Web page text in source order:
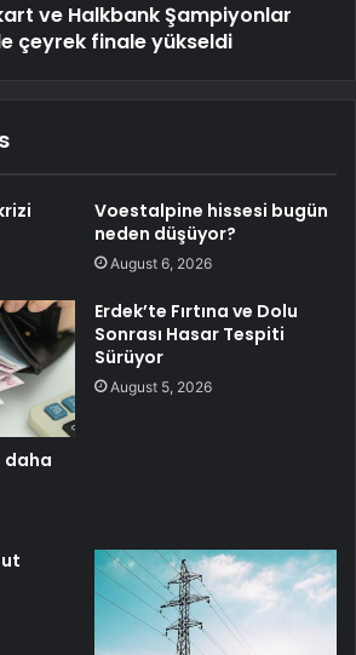
ve Halkbank Şampiyonlar
çeyrek finale yükseldi
Voestalpine hissesi bugün
neden düşüyor?
August 6, 2026
daha
Erdek’te Fırtına ve Dolu
Sonrası Hasar Tespiti
Sürüyor
August 5, 2026